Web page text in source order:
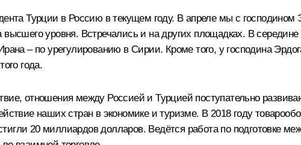
Турции в Россию в текущем году. В апреле мы с господином
высшего уровня. Встречались и на других площадках. В
– по урегулированию в Сирии. Кроме того, у господина
года.
отношения между Россией и Турцией поступательно
наших стран в экономике и туризме. В 2018 году
20 миллиардов долларов. Ведётся работа по подготовке